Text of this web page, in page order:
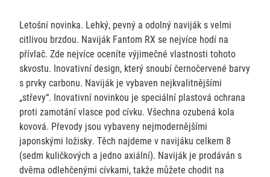
Letošní novinka. Lehký, pevný a odolný naviják s velmi
citlivou brzdou. Naviják Fantom RX se nejvíce hodí na
přívlač. Zde nejvíce oceníte výjimečné vlastnosti tohoto
skvostu. Inovativní design, který snoubí černočervené barvy
s prvky carbonu. Naviják je vybaven nejkvalitnějšími
„střevy“. Inovativní novinkou je speciální plastová ochrana
proti zamotání vlasce pod cívku. Všechna ozubená kola
kovová. Převody jsou vybaveny nejmodernějšími
japonskými ložisky. Těch najdeme v navijáku celkem 8
(sedm kuličkových a jedno axiální). Naviják je prodáván s
dvěma odlehčenými cívkami, takže můžete chodit na